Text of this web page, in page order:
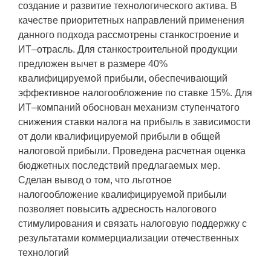
создание и развитие технологического актива. В
качестве приоритетных направлений применения
данного подхода рассмотрены станкостроение и
ИТ–отрасль. Для станкостроительной продукции
предложен вычет в размере 40%
квалифицируемой прибыли, обеспечивающий
эффективное налогообложение по ставке 15%. Для
ИТ–компаний обоснован механизм ступенчатого
снижения ставки налога на прибыль в зависимости
от доли квалифицируемой прибыли в общей
налоговой прибыли. Проведена расчетная оценка
бюджетных последствий предлагаемых мер.
Сделан вывод о том, что льготное
налогообложение квалифицируемой прибыли
позволяет повысить адресность налогового
стимулирования и связать налоговую поддержку с
результатами коммерциализации отечественных
технологий